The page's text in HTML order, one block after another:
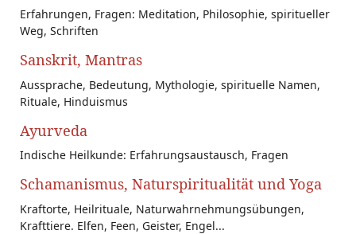
Erfahrungen, Fragen: Meditation, Philosophie, spiritueller
Weg, Schriften
Sanskrit, Mantras
Aussprache, Bedeutung, Mythologie, spirituelle Namen,
Rituale, Hinduismus
Ayurveda
Indische Heilkunde: Erfahrungsaustausch, Fragen
Schamanismus, Naturspiritualität und Yoga
Kraftorte, Heilrituale, Naturwahrnehmungsübungen,
Krafttiere. Elfen, Feen, Geister, Engel...